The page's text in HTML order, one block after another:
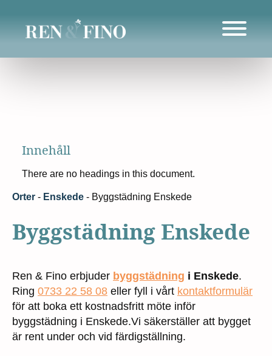
Innehåll
There are no headings in this document.
Orter - Enskede - Byggstädning Enskede
Byggstädning Enskede
Ren & Fino erbjuder byggstädning i Enskede.
Ring 0733 22 58 08 eller fyll i vårt kontaktformulär
för att boka ett kostnadsfritt möte inför
byggstädning i Enskede.Vi säkerställer att bygget
är rent under och vid färdigställning.